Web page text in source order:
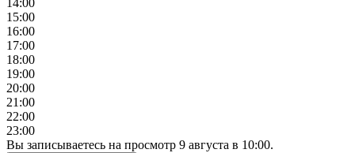
14:00
15:00
16:00
17:00
18:00
19:00
20:00
21:00
22:00
23:00
Вы записываетесь на просмотр 9 августа в 10:00.